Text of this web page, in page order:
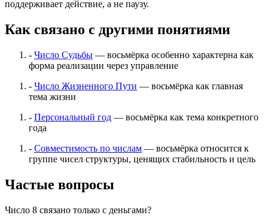
поддерживает действие, а не паузу.
Как связано с другими понятиями
- Число Судьбы — восьмёрка особенно характерна как
форма реализации через управление
- Число Жизненного Пути — восьмёрка как главная
тема жизни
- Персональный год — восьмёрка как тема конкретного
года
- Совместимость по числам — восьмёрка относится к
группе чисел структуры, ценящих стабильность и цель
Частые вопросы
Число 8 связано только с деньгами?